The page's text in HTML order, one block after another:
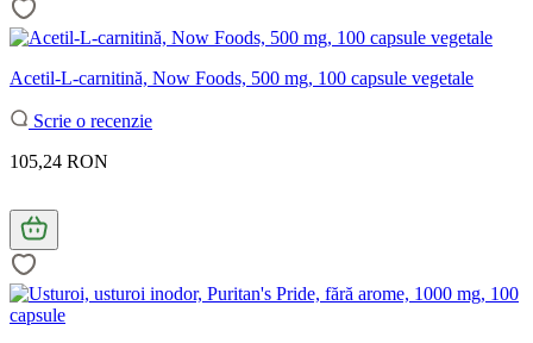
Acetil-L-carnitină, Now Foods, 500 mg, 100 capsule vegetale
Scrie o recenzie
105,24 RON